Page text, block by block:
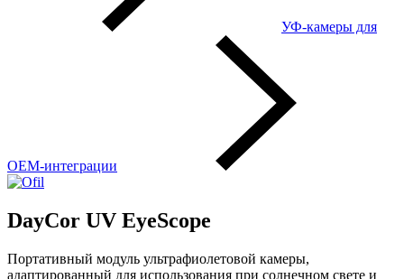
УФ-камеры для
OEM-интеграции
DayCor UV EyeScope
Портативный модуль ультрафиолетовой камеры,
адаптированный для использования при солнечном свете и